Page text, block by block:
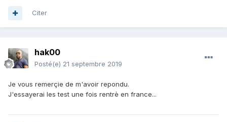
Citer
hak00
Posté(e) 21 septembre 2019
Je vous remerçie de m'avoir repondu.
J'essayerai les test une fois rentrè en france...